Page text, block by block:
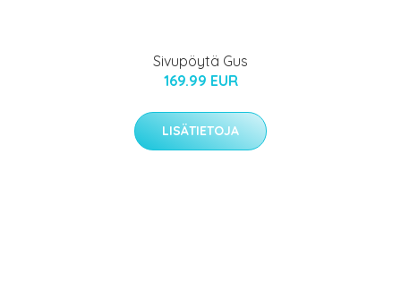
Sivupöytä Gus
169.99 EUR
LISÄTIETOJA